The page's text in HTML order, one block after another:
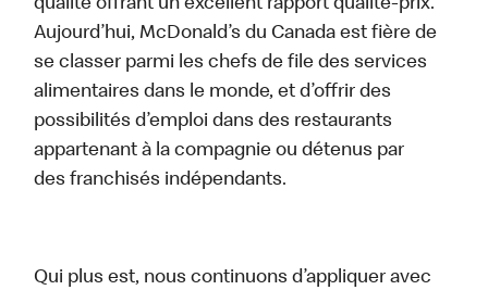
qualité offrant un excellent rapport qualité-prix.
Aujourd’hui, McDonald’s du Canada est fière de
se classer parmi les chefs de file des services
alimentaires dans le monde, et d’offrir des
possibilités d’emploi dans des restaurants
appartenant à la compagnie ou détenus par
des franchisés indépendants.
Qui plus est, nous continuons d’appliquer avec